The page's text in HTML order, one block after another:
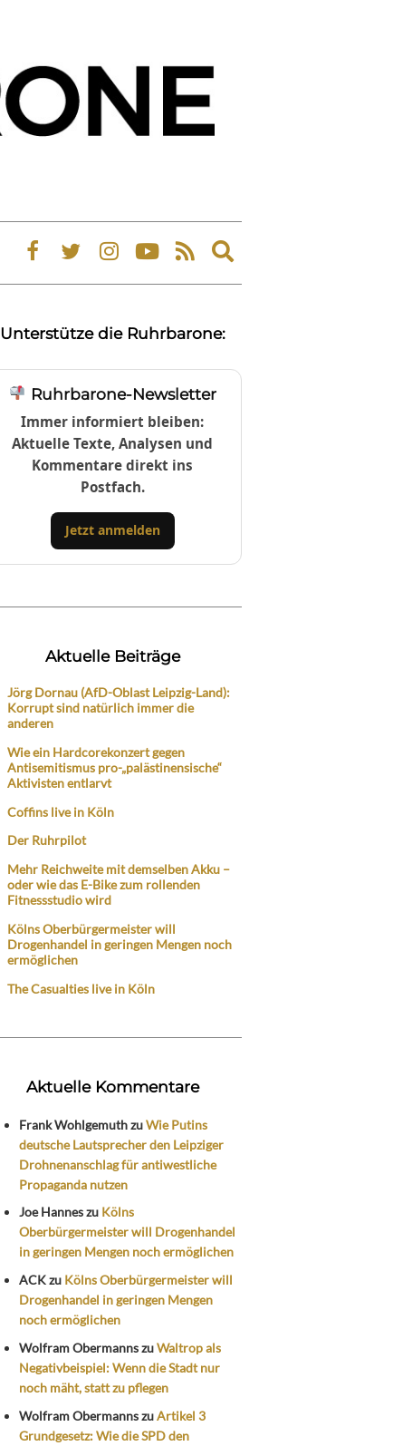
Expand
search
Unterstütze die Ruhrbarone:
Ruhrbarone-Newsletter
Immer informiert bleiben:
Aktuelle Texte, Analysen und
Kommentare direkt ins
Postfach.
Jetzt anmelden
Aktuelle Beiträge
Jörg Dornau (AfD-Oblast Leipzig-Land):
Korrupt sind natürlich immer die
anderen
Wie ein Hardcorekonzert gegen
Antisemitismus pro-„palästinensische“
Aktivisten entlarvt
Coffins live in Köln
Der Ruhrpilot
Mehr Reichweite mit demselben Akku –
oder wie das E-Bike zum rollenden
Fitnessstudio wird
Kölns Oberbürgermeister will
Drogenhandel in geringen Mengen noch
ermöglichen
The Casualties live in Köln
Aktuelle Kommentare
Frank WohlgemuthzuWie Putins
deutsche Lautsprecher den Leipziger
Drohnenanschlag für antiwestliche
Propaganda nutzen
Joe Hanneszu Kölns
Oberbürgermeister will Drogenhandel
in geringen Mengen noch ermöglichen
ACKzu Kölns Oberbürgermeister will
Drogenhandel in geringen Mengen
noch ermöglichen
Wolfram ObermannszuWaltrop als
Negativbeispiel: Wenn die Stadt nur
noch mäht, statt zu pflegen
Wolfram ObermannszuArtikel 3
Grundgesetz: Wie die SPD den